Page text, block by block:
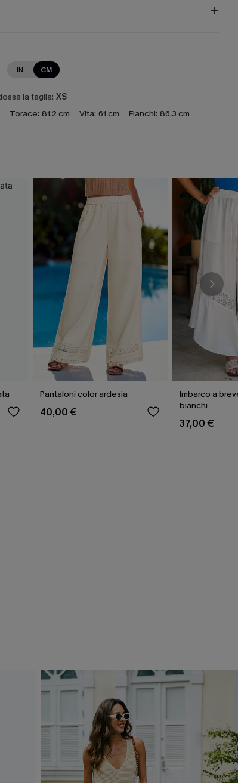
IN CM
la taglia: XS
Torace: 81.2 cm Vita: 61 cm Fianchi: 86.3 cm
Pantaloni color ardesia
40,00 €
Imbarco a
bianchi
37,00 €
D'ORDINE
ARTICOLI